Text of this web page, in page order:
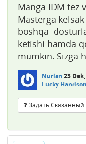
Manga IDM tez
Masterga
boshqa
ketishi hamda
mumkin. Sizga
Nurlan 23
Lucky
Задать Связанный